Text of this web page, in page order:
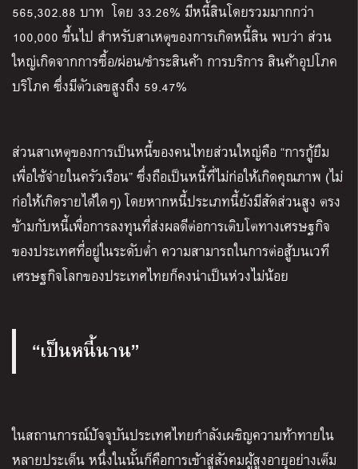
565,302.88 บาท โดย 33.26% มีหนี้สินโดยรวมมากกว่า
100,000 ขึ้นไป สำหรับสาเหตุของการเกิดหนี้สิน พบว่า ส่วน
ใหญ่เกิดจากการซื้อ/ผ่อน/ชำระสินค้า การบริการ สินค้าอุปโภค
บริโภค ซึ่งมีตัวเลขสูงถึง 59.47%
ส่วนสาเหตุของการเป็นหนี้ของคนไทยส่วนใหญ่คือ “การกู้ยืม
เพื่อใช้จ่ายในครัวเรือน” ซึ่งถือเป็นหนี้ที่ไม่ก่อให้เกิดคุณภาพ (ไม่
ก่อให้เกิดรายได้ใดๆ) โดยหากหนี้ประเภทนี้ยังมีสัดส่วนสูง ตรง
ข้ามกับหนี้เพื่อการลงทุนที่ส่งผลดีต่อการเติบโตทางเศรษฐกิจ
ของประเทศที่อยู่ในระดับต่ำ ความสามารถในการต่อสู้บนเวที
เศรษฐกิจโลกของประเทศไทยก็คงน่าเป็นห่วงไม่น้อย
“เป็นหนี้นาน”
ในสถานการณ์ปัจจุบันประเทศไทยกำลังเผชิญความท้าทายใน
หลายประเด็น หนึ่งในนั้นก็คือการเข้าสู่สังคมผู้สูงอายุอย่างเต็ม